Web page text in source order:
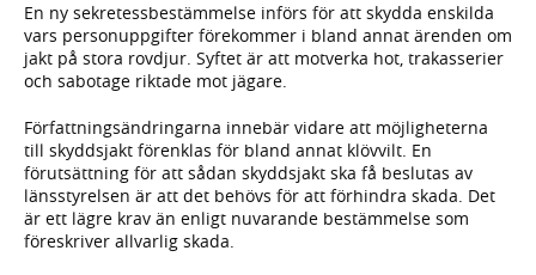
En ny sekretessbestämmelse införs för att skydda enskilda
vars personuppgifter förekommer i bland annat ärenden om
jakt på stora rovdjur. Syftet är att motverka hot, trakasserier
och sabotage riktade mot jägare.
Författningsändringarna innebär vidare att möjligheterna
till skyddsjakt förenklas för bland annat klövvilt. En
förutsättning för att sådan skyddsjakt ska få beslutas av
länsstyrelsen är att det behövs för att förhindra skada. Det
är ett lägre krav än enligt nuvarande bestämmelse som
föreskriver allvarlig skada.